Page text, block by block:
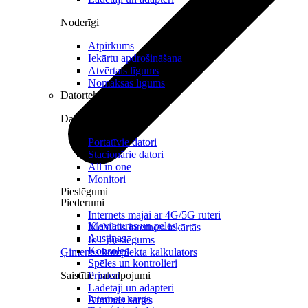
Pieslēgumi
Internets mājai ar 4G/5G rūteri
Mobilais internets iekārtās
IoT pieslēgums
Ģimenes komplekta kalkulators
Saistītie pakalpojumi
Interneta sargs
Noderīgi
Atpirkums
Iekārtu apdrošināšana
Atvērtais līgums
Nomaksas līgums
Datortehnika
Datori un Monitori
Portatīvie datori
Stacionārie datori
All in one
Monitori
Piederumi
Klaviatūras un peles
Austiņas
Konsoles
Spēles un kontrolieri
Printeri
Lādētāji un adapteri
Atmiņas kartes